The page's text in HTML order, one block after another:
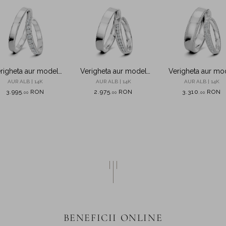
aur model
CALLIOPE
AUR ALB | 14K
3.995 00 RON
Verigheta aur model
CALISTA
AUR ALB | 14K
2.975 ,00 RON
Verigheta aur
CROWN
AUR ALB | 14K
3.310 ,00 RON
BENEFICII ONLINE